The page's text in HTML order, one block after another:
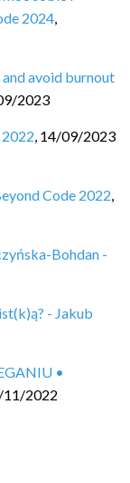
2024,
avoid burnout
2023
2022, 14/09/2023
Code 2022,
Bohdan -
- Jakub
•
2022